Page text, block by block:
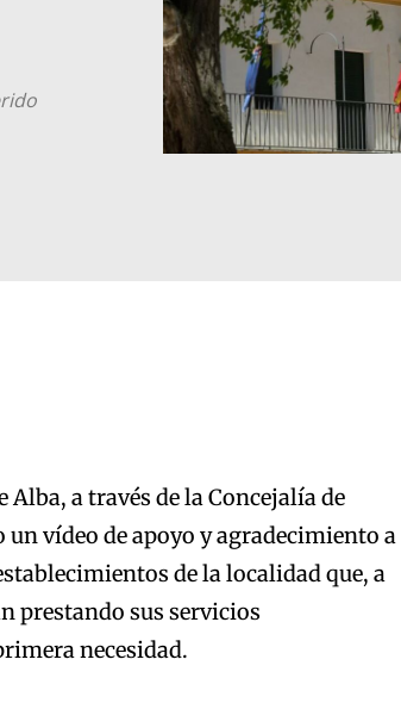
a través de la Concejalía de
vídeo de apoyo y agradecimiento a
de la localidad que, a
prestando sus servicios
necesidad.